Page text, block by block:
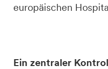
europäischen
Ein zentraler